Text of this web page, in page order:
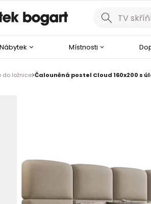
Nábytek Místnosti
do ložnice Čalouněná postel Cloud 160x200 s
produktu Fotografie zákazníků